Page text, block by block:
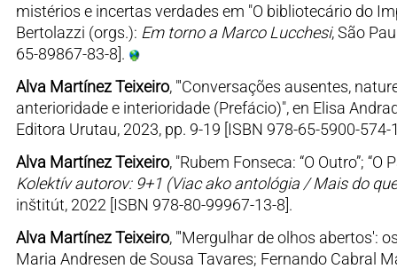
mistérios e incertas verdades em "O bibliotecário do
Bertolazzi (orgs.): Em torno a Marco Lucchesi, São
65-89867-83-8].
Alva Martínez Teixeiro, "'Conversações ausentes,
anterioridade e interioridade (Prefácio)", en Elisa
Editora Urutau, 2023, pp. 9-19 [ISBN 978-65-5900-574-
Alva Martínez Teixeiro, "Rubem Fonseca: “O Outro”;
Kolektív autorov: 9+1 (Viac ako antológia / Mais do
inštitút, 2022 [ISBN 978-80-99967-13-8].
Alva Martínez Teixeiro, "'Mergulhar de olhos abertos':
Maria Andresen de Sousa Tavares; Fernando Cabral